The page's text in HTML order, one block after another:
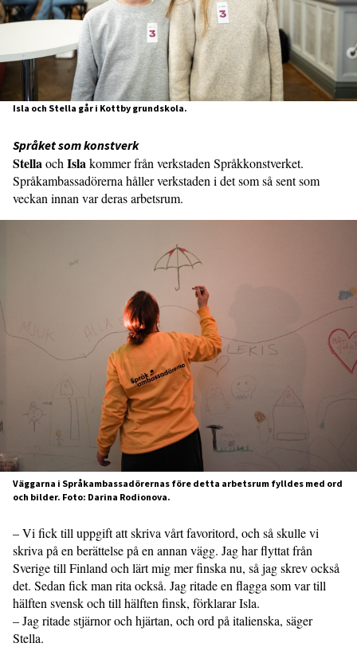
Isla och Stella går i Kottby grundskola.
Språket som konstverk
Stellaoch Islakommer från verkstaden Språkkonstverket.
Språkambassadörerna håller verkstaden i det som så sent som
veckan innan var deras arbetsrum.
Väggarna i Språkambassadörernas före detta arbetsrum fylldes med ord
och bilder. Foto: Darina Rodionova.
– Vi fick till uppgift att skriva vårt favoritord, och så skulle vi
skriva på en berättelse på en annan vägg. Jag har flyttat från
Sverige till Finland och lärt mig mer finska nu, så jag skrev också
det. Sedan fick man rita också. Jag ritade en flagga som var till
hälften svensk och till hälften finsk, förklarar Isla.
– Jag ritade stjärnor och hjärtan, och ord på italienska, säger
Stella.